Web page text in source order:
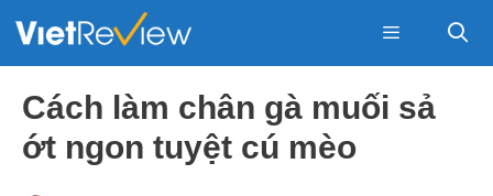
Menu
Cách làm chân gà muối sả
ớt ngon tuyệt cú mèo